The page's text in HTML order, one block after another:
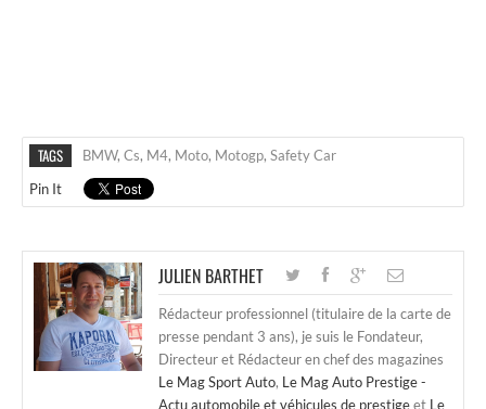
TAGS BMW, Cs, M4, Moto, Motogp, Safety Car
Pin It
JULIEN BARTHET
Rédacteur professionnel (titulaire de la carte de
presse pendant 3 ans), je suis le Fondateur,
Directeur et Rédacteur en chef des magazines
Le Mag Sport Auto, Le Mag Auto Prestige -
Actu automobile et véhicules de prestigeet Le